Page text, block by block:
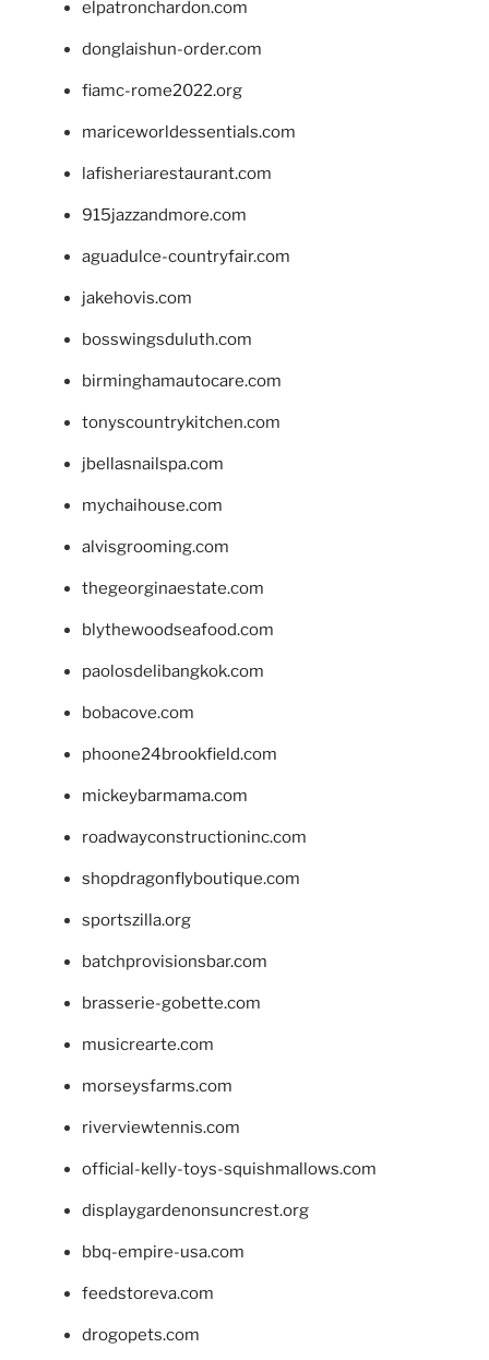
elpatronchardon.com
donglaishun-order.com
fiamc-rome2022.org
mariceworldessentials.com
lafisheriarestaurant.com
915jazzandmore.com
aguadulce-countryfair.com
jakehovis.com
bosswingsduluth.com
birminghamautocare.com
tonyscountrykitchen.com
jbellasnailspa.com
mychaihouse.com
alvisgrooming.com
thegeorginaestate.com
blythewoodseafood.com
paolosdelibangkok.com
bobacove.com
phoone24brookfield.com
mickeybarmama.com
roadwayconstructioninc.com
shopdragonflyboutique.com
sportszilla.org
batchprovisionsbar.com
brasserie-gobette.com
musicrearte.com
morseysfarms.com
riverviewtennis.com
official-kelly-toys-squishmallows.com
displaygardenonsuncrest.org
bbq-empire-usa.com
feedstoreva.com
drogopets.com